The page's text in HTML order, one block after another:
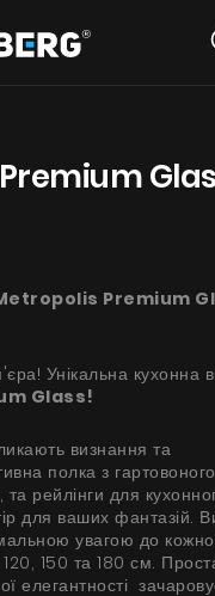
Silent
БАЧИТИ ВСЕ
Інструкції
БАЧИТИ ВСЕ
Premium
Унікальна кухонна
Glass!
визнання та
полка з
та рейлінги для
для ваших фантазій.
увагою до
120, 150 та 180 см.
елегантності